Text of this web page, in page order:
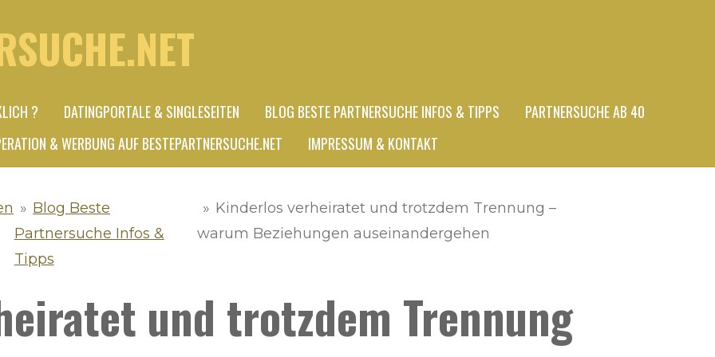
? DATINGPORTALE & SINGLESEITEN BLOG BESTE PARTNERSUCHE INFOS & TIPPS
PARTNERSUCHE AB 40
& WERBUNG AUF BESTEPARTNERSUCHE.NET IMPRESSUM & KONTAKT
» Blog Beste
Partnersuche Infos &
Tipps
» Kinderlos verheiratet und trotzdem Trennung –
warum Beziehungen auseinandergehen
und trotzdem Trennung